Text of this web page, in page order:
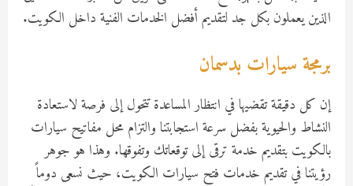
الذين يعملون بكل جد لتقديم أفضل الخدمات الفنية داخل الكويت.
برمجة سيارات بدسمان
إن كل دقيقة تقضيها في انتظار المساعدة تتحول إلى فرصة لاستعادة
النشاط والحيوية بفضل سرعة استجابتنا والتزام محل مفاتيح سيارات
بالكويت بتقديم خدمة ترقى إلى توقعاتك وتفوقها. وهذا هو جوهر
رؤيتنا في تقديم خدمات فتح سيارات الكويت، حيث نسعى دوماً